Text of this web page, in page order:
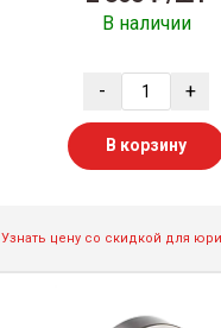
В наличии
- +
В корзину
Узнать цену со скидкой для